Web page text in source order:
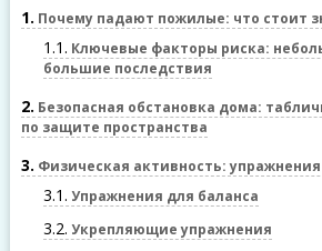
1 Почему падают пожилые: что стоит
1.1 Ключевые факторы риска:
большие последствия
2 Безопасная обстановка дома:
по защите пространства
3 Физическая активность:
3.1 Упражнения для баланса
3.2 Укрепляющие упражнения